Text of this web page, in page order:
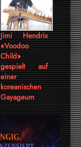
Jimi Hendrix
«Voodoo
Child»
gespielt auf
einer
koreanischen
Gayageum